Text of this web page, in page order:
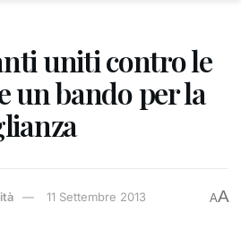
uniti contro le
un bando per la
11 Settembre 2013 AA